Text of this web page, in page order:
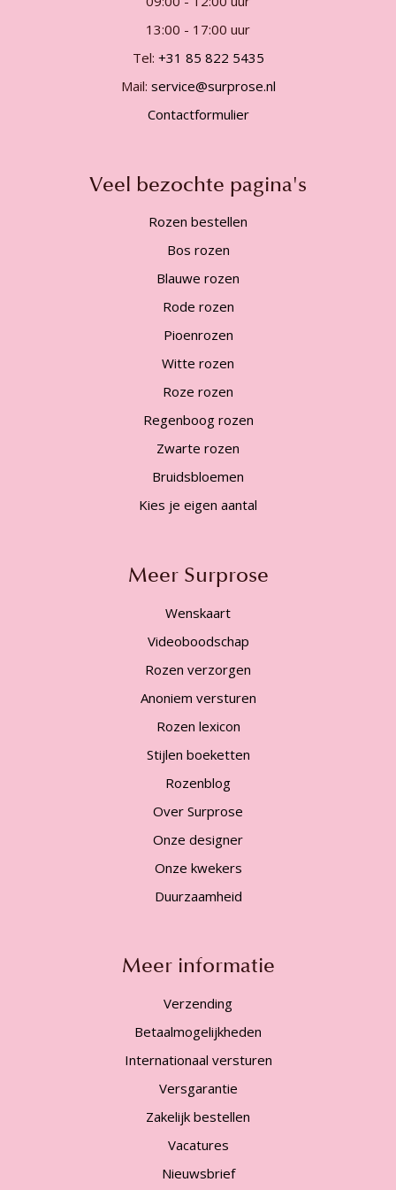
13:00 - 17:00 uur
Tel: +31 85 822 5435
Mail: service@surprose.nl
Contactformulier
Veel bezochte pagina's
Rozen bestellen
Bos rozen
Blauwe rozen
Rode rozen
Pioenrozen
Witte rozen
Roze rozen
Regenboog rozen
Zwarte rozen
Bruidsbloemen
Kies je eigen aantal
Meer Surprose
Wenskaart
Videoboodschap
Rozen verzorgen
Anoniem versturen
Rozen lexicon
Stijlen boeketten
Rozenblog
Over Surprose
Onze designer
Onze kwekers
Duurzaamheid
Meer informatie
Verzending
Betaalmogelijkheden
Internationaal versturen
Versgarantie
Zakelijk bestellen
Vacatures
Nieuwsbrief